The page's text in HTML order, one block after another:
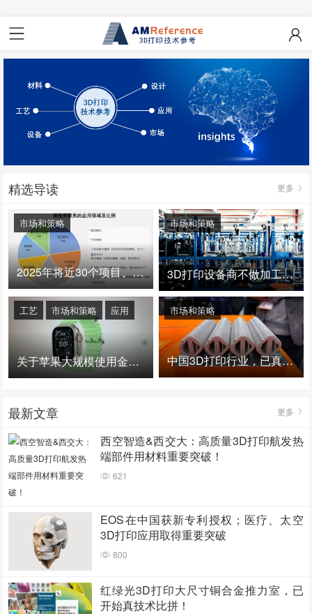
精选导读 更多
2025年将近30个项目、150亿投资：3D打印真的迎来爆发拐点了吗
市场和策略
3D打印设备商不做加工服务，就成了旁观者！
市场和策略
关于苹果大规模使用金属3D打印的思考
工艺 市场和策略 应用
中国3D打印行业，已真正进入爆发时代！
市场和策略
最新文章 更多
西空智造&西交大：高质量3D打印航发热
端部件用材料重要突破！
621
EOS在中国获新专利授权；医疗、太空
3D打印应用取得重要突破
800
红绿光3D打印大尺寸铜合金推力室，已
开始真技术比拼！